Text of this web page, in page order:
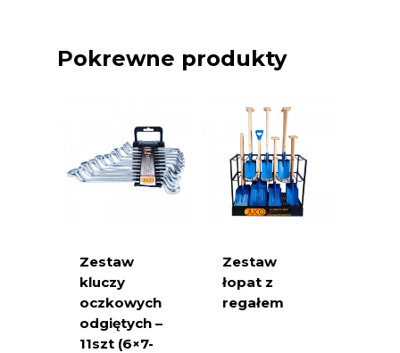
Pokrewne produkty
Zestaw
kluczy
oczkowych
odgiętych –
11szt (6×7-
Zestaw
łopat z
regałem